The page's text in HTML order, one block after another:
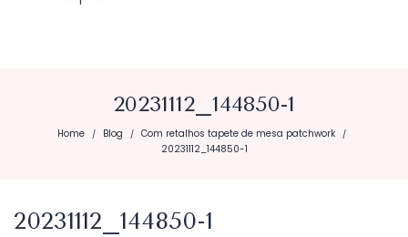
20231112_144850-1
Home / Blog / Com retalhos tapete de mesa patchwork /
20231112_144850-1
20231112_144850-1